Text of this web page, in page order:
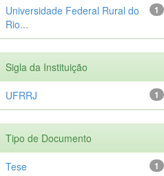
1
Universidade Federal Rural do
Rio...
Sigla da Instituição
1
UFRRJ
Tipo de Documento
1
Tese